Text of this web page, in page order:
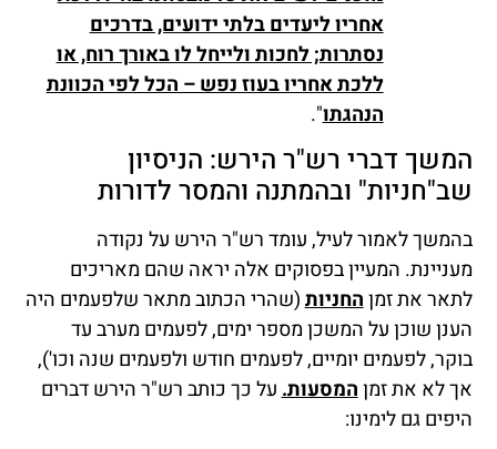
אחריו ליעדים בלתי ידועים, בדרכים
נסתרות; לחכות ולייחל לו באורך רוח, או
ללכת אחריו בעוז נפש – הכל לפי הכוונת
הנהגתו".
המשך דברי רש"ר הירש: הניסיון
שב"חניות" ובהמתנה והמסר לדורות
בהמשך לאמור לעיל, עומד רש"ר הירש על נקודה
מעניינת. המעיין בפסוקים אלה יראה שהם מאריכים
לתאר את זמןהחניות(שהרי הכתוב מתאר שלפעמים היה
הענן שוכן על המשכן מספר ימים, לפעמים מערב עד
בוקר, לפעמים יומיים, לפעמים חודש ולפעמים שנה וכו'),
אך לא את זמןהמסעות.על כך כותב רש"ר הירש דברים
היפים גם לימינו: